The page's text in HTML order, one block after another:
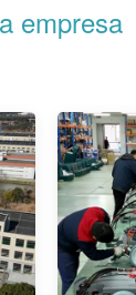
empresa